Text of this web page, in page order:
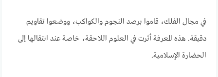
في مجال الفلك، قاموا برصد النجوم والكواكب، ووضعوا تقاويم
دقيقة. هذه المعرفة أثرت في العلوم اللاحقة، خاصة عند انتقالها إلى
الحضارة الإسلامية.